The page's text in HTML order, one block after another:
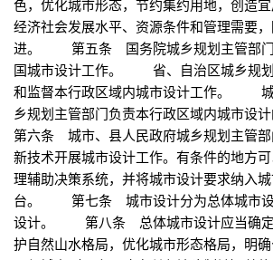
色，优化城市形态，节约集约用地，创造
经济社会发展水平、资源条件和管理需要
进。 第五条 国务院城乡规划主管部门
国城市设计工作。 省、自治区城乡规划
和监督本行政区域内城市设计工作。 城
乡规划主管部门负责本行政区域内城市
第六条 城市、县人民政府城乡规划主管
新技术开展城市设计工作。有条件的地方
理辅助决策系统，并将城市设计要求纳入
台。 第七条 城市设计分为总体城市设
设计。 第八条 总体城市设计应当确定
护自然山水格局，优化城市形态格局，明